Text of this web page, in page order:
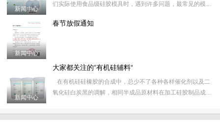
新闻中心
们实际使用食品级硅胶模具时，遇到许多问题，​最常见的模具
要选择东莞
新闻中心
春节放假通知
新闻中心
大家都关注的“有机硅辅料“
​在有机硅硅橡胶的合成中，总少不了各种各样催化剂以及二
氧化硅白炭黑的调解，相同半成品原材料在加工硅胶制品成型